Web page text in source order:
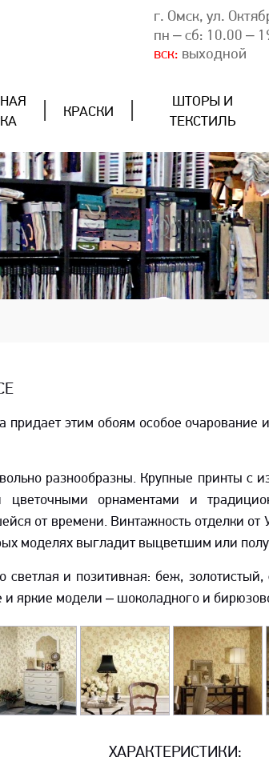
г. Омск, ул.
пн – сб: 10.00 –
вск: выходной
КРАСКИ
ШТОРЫ И
ТЕКСТИЛЬ
придает этим обоям особое
разнообразны. Крупные принты с
цветочными орнаментами и
от времени. Винтажность отделки
моделях выгладит выцветшим или
и позитивная: беж,
яркие модели – шоколадного и
ХАРАКТЕРИСТИКИ: